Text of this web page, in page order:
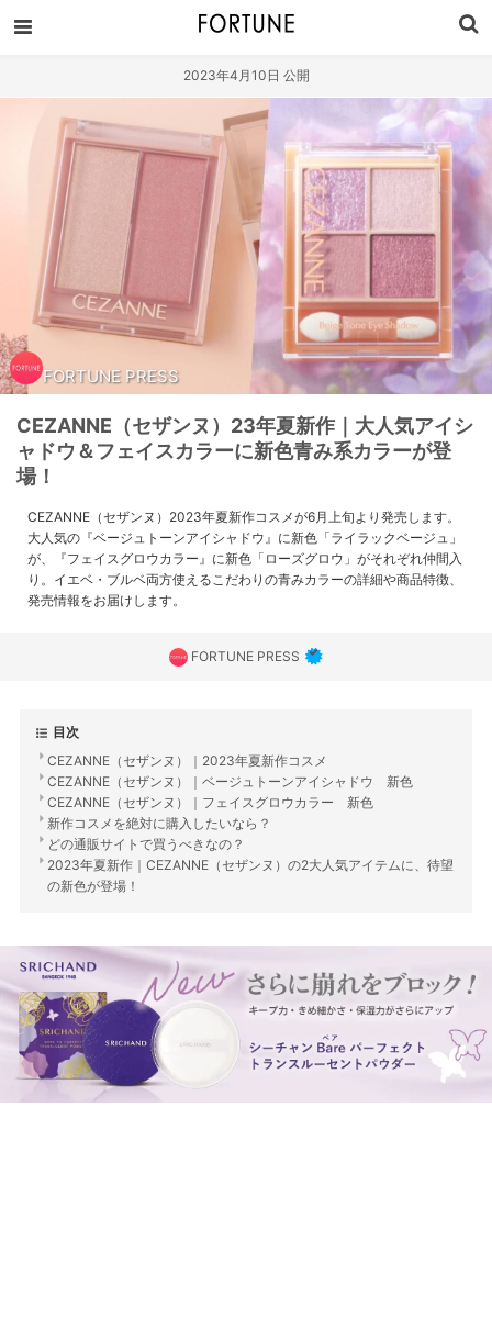
2023年4月10日 公開
FORTUNE PRESS
CEZANNE（セザンヌ）23年夏新作｜大人気アイシ
ャドウ＆フェイスカラーに新色青み系カラーが登
場！
CEZANNE（セザンヌ）2023年夏新作コスメが6月上旬より発売します。
大人気の『ベージュトーンアイシャドウ』に新色「ライラックベージュ」
が、『フェイスグロウカラー』に新色「ローズグロウ」がそれぞれ仲間入
り。イエベ・ブルベ両方使えるこだわりの青みカラーの詳細や商品特徴、
発売情報をお届けします。
FORTUNE PRESS
目次
CEZANNE（セザンヌ）｜2023年夏新作コスメ
CEZANNE（セザンヌ）｜ベージュトーンアイシャドウ 新色
CEZANNE（セザンヌ）｜フェイスグロウカラー 新色
新作コスメを絶対に購入したいなら？
どの通販サイトで買うべきなの？
2023年夏新作｜CEZANNE（セザンヌ）の2大人気アイテムに、待望
の新色が登場！